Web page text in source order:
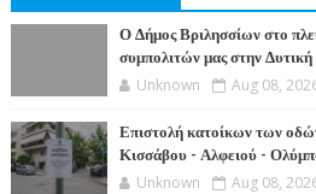
Ο Δήμος Βριλησσίων στο
συμπολιτών μας στην Δυτική
Unknown Aug 08,
Επιστολή κατοίκων των
Κισσάβου - Αλφειού -
Unknown Aug 08,